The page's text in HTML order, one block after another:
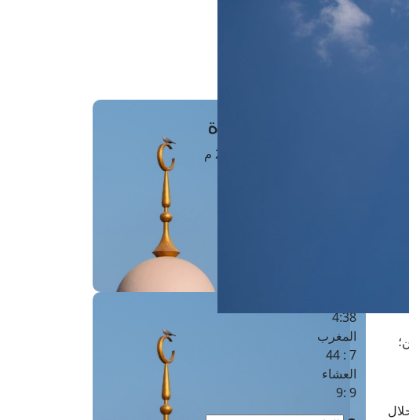
حجز موعد
مَواقِيتُ الصَّـــلاة
4:38
المغرب
7 : 44
العشاء
9 :9